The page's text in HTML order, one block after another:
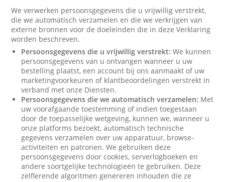
We verwerken persoonsgegevens die u vrijwillig verstrekt,
die we automatisch verzamelen en die we verkrijgen van
externe bronnen voor de doeleinden die in deze Verklaring
worden beschreven.
Persoonsgegevens die u vrijwillig verstrekt: We kunnen
persoonsgegevens van u ontvangen wanneer u uw
bestelling plaatst, een account bij ons aanmaakt of uw
marketingvoorkeuren of klantbeoordelingen verstrekt in
verband met onze Diensten.
Persoonsgegevens die we automatisch verzamelen: Met
uw voorafgaande toestemming of indien toegestaan
door de toepasselijke wetgeving, kunnen we, wanneer u
onze platforms bezoekt, automatisch technische
gegevens verzamelen over uw apparatuur, browse-
activiteiten en patronen. We gebruiken deze
persoonsgegevens door cookies, serverlogboeken en
andere soortgelijke technologieën te gebruiken. Deze
zelflerende algoritmen genereren inhouden die ze